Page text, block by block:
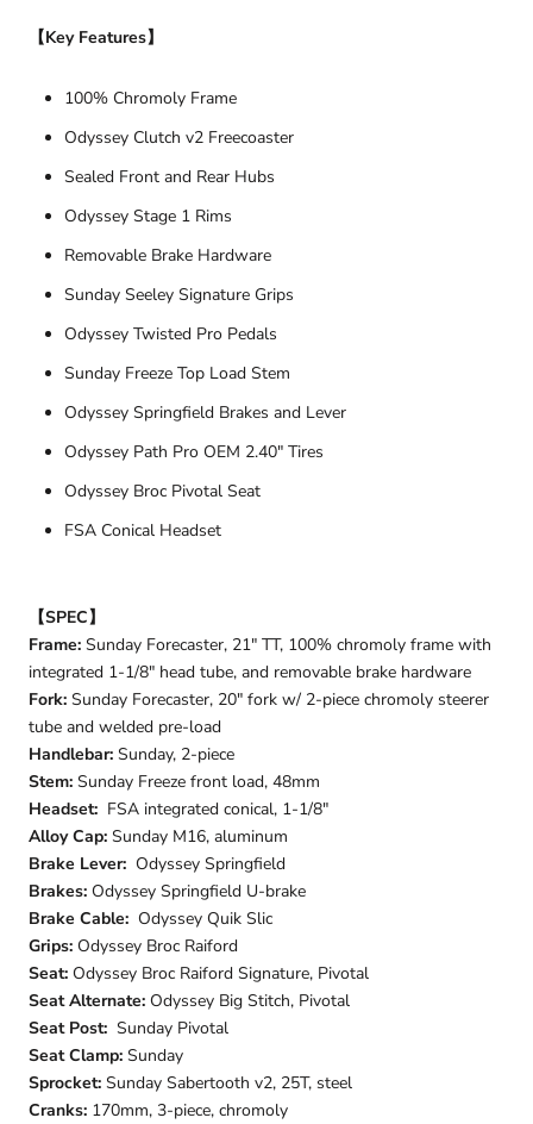
【Key Features】
100% Chromoly Frame
Odyssey Clutch v2 Freecoaster
Sealed Front and Rear Hubs
Odyssey Stage 1 Rims
Removable Brake Hardware
Sunday Seeley Signature Grips
Odyssey Twisted Pro Pedals
Sunday Freeze Top Load Stem
Odyssey Springfield Brakes and Lever
Odyssey Path Pro OEM 2.40" Tires
Odyssey Broc Pivotal Seat
FSA Conical Headset
【SPEC】
Frame: Sunday Forecaster, 21" TT, 100% chromoly frame with
integrated 1-1/8" head tube, and removable brake hardware
Fork: Sunday Forecaster, 20" fork w/ 2-piece chromoly steerer
tube and welded pre-load
Handlebar: Sunday, 2-piece
Stem: Sunday Freeze front load, 48mm
Headset: FSA integrated conical, 1-1/8"
Alloy Cap: Sunday M16, aluminum
Brake Lever: Odyssey Springfield
Brakes: Odyssey Springfield U-brake
Brake Cable: Odyssey Quik Slic
Grips: Odyssey Broc Raiford
Seat: Odyssey Broc Raiford Signature, Pivotal
Seat Alternate: Odyssey Big Stitch, Pivotal
Seat Post: Sunday Pivotal
Seat Clamp: Sunday
Sprocket: Sunday Sabertooth v2, 25T, steel
Cranks: 170mm, 3-piece, chromoly